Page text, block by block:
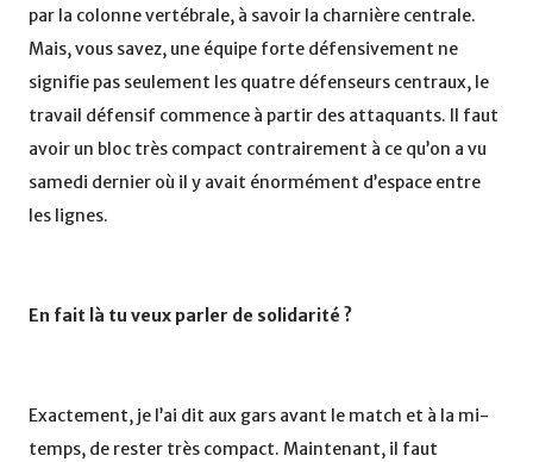
par la colonne vertébrale, à savoir la charnière centrale.
Mais, vous savez, une équipe forte défensivement ne
signifie pas seulement les quatre défenseurs centraux, le
travail défensif commence à partir des attaquants. Il faut
avoir un bloc très compact contrairement à ce qu’on a vu
samedi dernier où il y avait énormément d’espace entre
les lignes.
En fait là tu veux parler de solidarité ?
Exactement, je l’ai dit aux gars avant le match et à la mi-
temps, de rester très compact. Maintenant, il faut